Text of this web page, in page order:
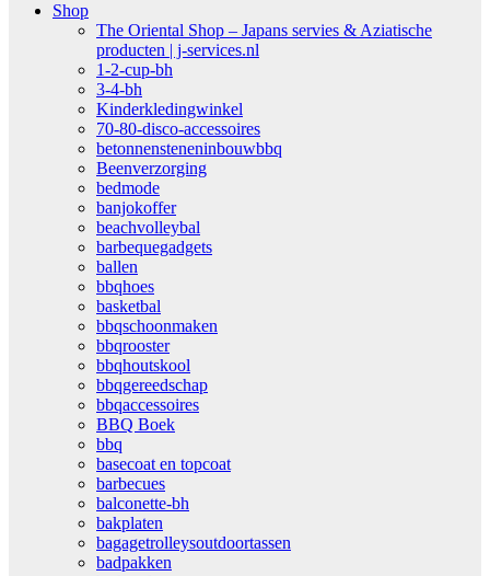
Shop
The Oriental Shop – Japans servies & Aziatische
producten | j-services.nl
1-2-cup-bh
3-4-bh
Kinderkledingwinkel
70-80-disco-accessoires
betonnensteneninbouwbbq
Beenverzorging
bedmode
banjokoffer
beachvolleybal
barbequegadgets
ballen
bbqhoes
basketbal
bbqschoonmaken
bbqrooster
bbqhoutskool
bbqgereedschap
bbqaccessoires
BBQ Boek
bbq
basecoat en topcoat
barbecues
balconette-bh
bakplaten
bagagetrolleysoutdoortassen
badpakken